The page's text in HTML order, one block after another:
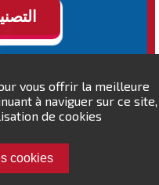
vous offrir la meilleure
à naviguer sur ce site,
de cookies.
cookies